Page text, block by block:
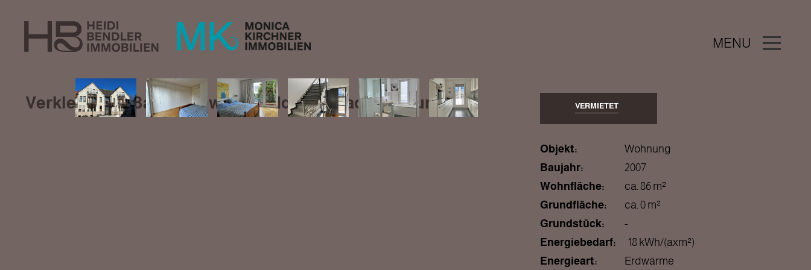
MENU
Verkleinern? Ballast abwerfen? Ideale Stadtwohnung! VERMIETET
Objekt:
Wohnung
Baujahr:
2007
Wohnfläche:
ca. 86 m²
Grundfläche:
ca. 0 m²
Grundstück:
-
Energiebedarf:
18 kWh/(axm²)
Energieart:
Erdwärme